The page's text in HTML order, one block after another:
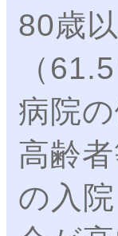
80歳
（
病院
高齢
の入